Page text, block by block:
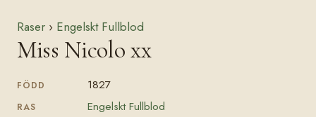
Raser › Engelskt Fullblod
Miss Nicolo xx
FÖDD 1827
RAS Engelskt Fullblod